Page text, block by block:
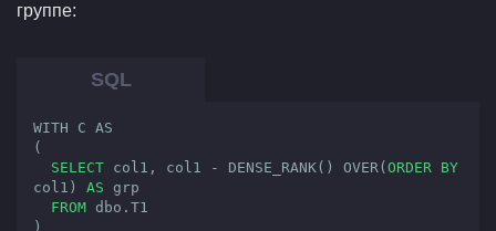
группе:
WITH C AS
(
SELECT col1, col1 - DENSE_RANK() OVER( ORDER BY
col1) AS grp
FROM dbo.T1